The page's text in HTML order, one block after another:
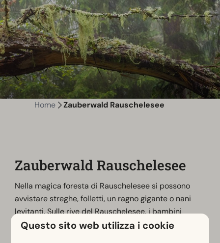
Home Zauberwald Rauschelesee
Zauberwald Rauschelesee
Nella magica foresta di Rauschelesee si possono
avvistare streghe, folletti, un ragno gigante o nani
levitanti. Sulle rive del Rauschelesee, i bambini
hanno molto da scoprire, come il castello di un
Questo sito web utilizza i cookie